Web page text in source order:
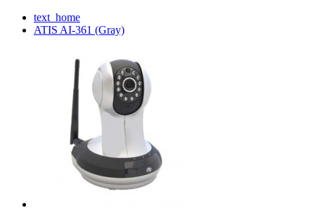
text_home
ATIS AI-361 (Gray)